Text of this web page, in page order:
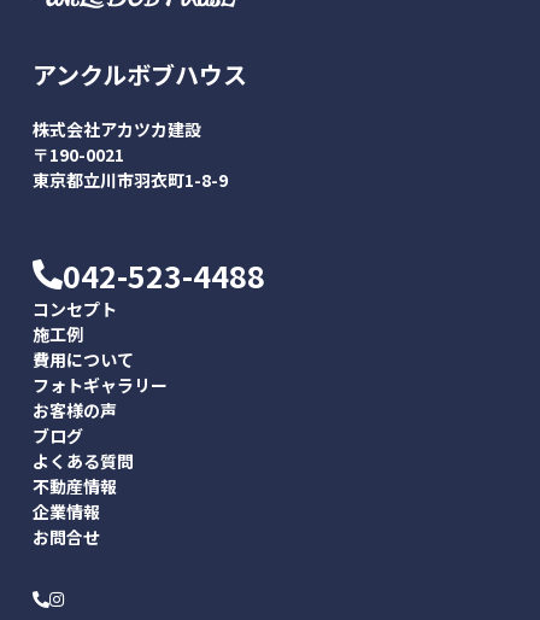
アンクルボブハウス
株式会社アカツカ建設
〒190-0021
東京都立川市羽衣町1-8-9
042-523-4488
コンセプト
施工例
費用について
フォトギャラリー
お客様の声
ブログ
よくある質問
不動産情報
企業情報
お問合せ